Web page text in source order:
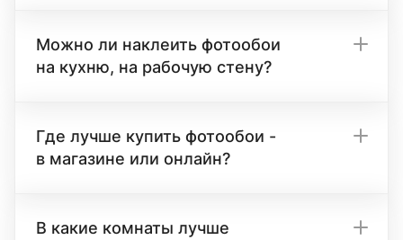
Можно ли наклеить фотообои
на кухню, на рабочую стену?
Где лучше купить фотообои -
в магазине или онлайн?
В какие комнаты лучше